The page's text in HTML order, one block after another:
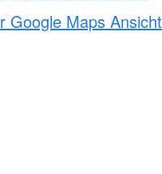
Google Maps Ansicht